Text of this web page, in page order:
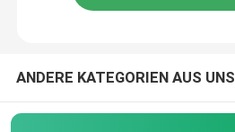
ANDERE KATEGORIEN AUS UNS